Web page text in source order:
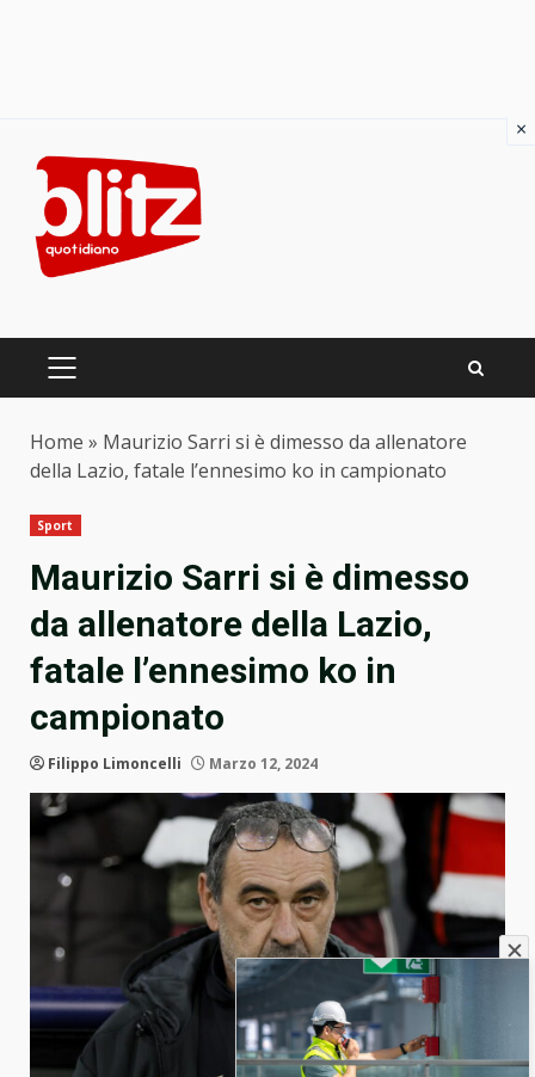
content
PRIMARY
Home » Maurizio Sarri si è dimesso da allenatore
della Lazio, fatale l’ennesimo ko in campionato
Sport
Maurizio Sarri si è dimesso
da allenatore della Lazio,
fatale l’ennesimo ko in
campionato
Filippo Limoncelli Marzo 12, 2024
×